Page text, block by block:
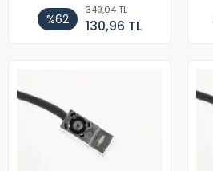
%62
349,04 TL
130,96 TL